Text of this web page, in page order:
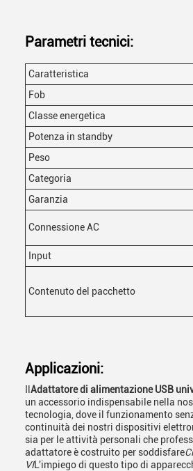
Parametri tecnici:
Caratteristica
Fob
Classe energetica
Potenza in standby
Peso
Categoria
Garanzia
Connessione AC
Input
Contenuto del pacchetto
Applicazioni:
Adattatore di alimentazione USB
un accessorio indispensabile nella
tecnologia, dove il funzionamento
continuità dei nostri dispositivi
sia per le attività personali che
adattatore è costruito per soddisfare
VIL'impiego di questo tipo di